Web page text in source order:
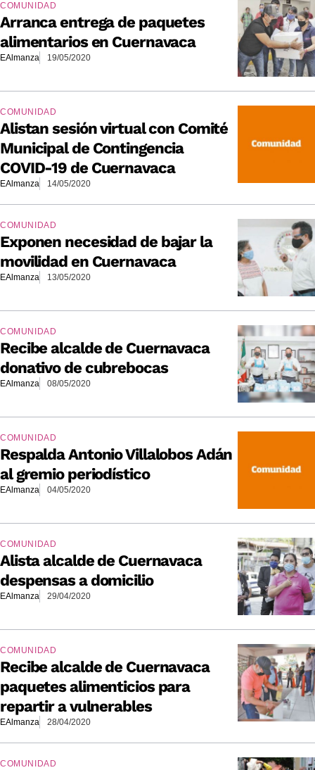
COMUNIDAD
Arranca entrega de paquetes
alimentarios en Cuernavaca
EAlmanza 19/05/2020
COMUNIDAD
Alistan sesión virtual con Comité
Municipal de Contingencia
COVID-19 de Cuernavaca
EAlmanza 14/05/2020
COMUNIDAD
Exponen necesidad de bajar la
movilidad en Cuernavaca
EAlmanza 13/05/2020
COMUNIDAD
Recibe alcalde de Cuernavaca
donativo de cubrebocas
EAlmanza 08/05/2020
COMUNIDAD
Respalda Antonio Villalobos Adán
al gremio periodístico
EAlmanza 04/05/2020
COMUNIDAD
Alista alcalde de Cuernavaca
despensas a domicilio
EAlmanza 29/04/2020
COMUNIDAD
Recibe alcalde de Cuernavaca
paquetes alimenticios para
repartir a vulnerables
EAlmanza 28/04/2020
COMUNIDAD